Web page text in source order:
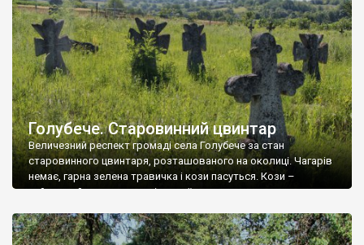
Голубече. Старовинний цвинтар
Величезний респект громаді села Голубече за стан
старовинного цвинтаря, розташованого на околиці. Чагарів
немає, гарна зелена травичка і кози пасуться. Кози –
найкращий регулятор шкідливої, для старих кладовищ,
бруньками, кози ті бруньки обгризають, бо то улюблений
делікатес. На цвинтарі у Голубечому ціла колекція